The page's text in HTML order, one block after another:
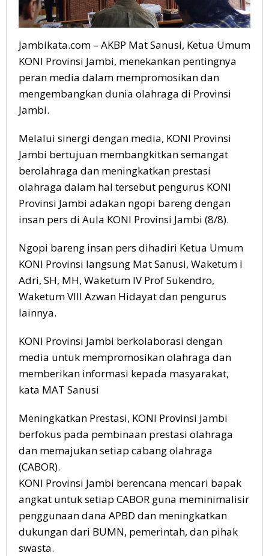
Jambikata.com – AKBP Mat Sanusi, Ketua Umum
KONI Provinsi Jambi, menekankan pentingnya
peran media dalam mempromosikan dan
mengembangkan dunia olahraga di Provinsi
Jambi.
Melalui sinergi dengan media, KONI Provinsi
Jambi bertujuan membangkitkan semangat
berolahraga dan meningkatkan prestasi
olahraga dalam hal tersebut pengurus KONI
Provinsi Jambi adakan ngopi bareng dengan
insan pers di Aula KONI Provinsi Jambi (8/8).
Ngopi bareng insan pers dihadiri Ketua Umum
KONI Provinsi langsung Mat Sanusi, Waketum I
Adri, SH, MH, Waketum IV Prof Sukendro,
Waketum VIII Azwan Hidayat dan pengurus
lainnya.
KONI Provinsi Jambi berkolaborasi dengan
media untuk mempromosikan olahraga dan
memberikan informasi kepada masyarakat,
kata MAT Sanusi
Meningkatkan Prestasi, KONI Provinsi Jambi
berfokus pada pembinaan prestasi olahraga
dan memajukan setiap cabang olahraga
(CABOR).
KONI Provinsi Jambi berencana mencari bapak
angkat untuk setiap CABOR guna meminimalisir
penggunaan dana APBD dan meningkatkan
dukungan dari BUMN, pemerintah, dan pihak
swasta.